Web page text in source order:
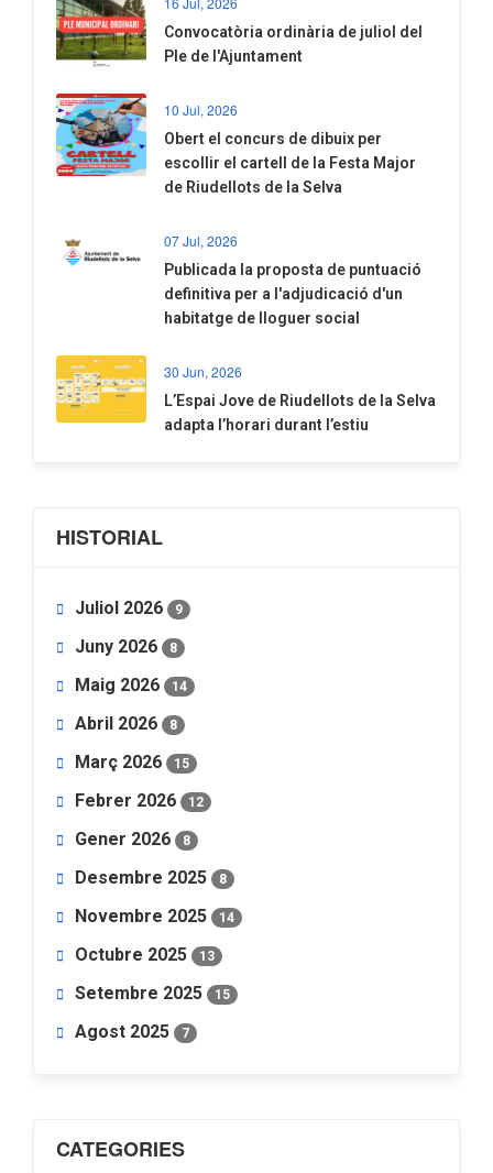
Convocatòria ordinària de juliol del
Ple de l'Ajuntament
10 Jul, 2026
​Obert el concurs de dibuix per
escollir el cartell de la Festa Major
de Riudellots de la Selva
07 Jul, 2026
​Publicada la proposta de puntuació
definitiva per a l'adjudicació d'un
habitatge de lloguer social
30 Jun, 2026
​L’Espai Jove de Riudellots de la Selva
adapta l’horari durant l’estiu
HISTORIAL
Juliol 2026 9
Juny 2026 8
Maig 2026 14
Abril 2026 8
Març 2026 15
Febrer 2026 12
Gener 2026 8
Desembre 2025 8
Novembre 2025 14
Octubre 2025 13
Setembre 2025 15
Agost 2025 7
CATEGORIES